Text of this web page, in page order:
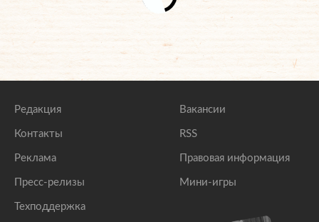
Редакция
Контакты
Реклама
Пресс-релизы
Техподдержка
Вакансии
RSS
Правовая информация
Мини-игры